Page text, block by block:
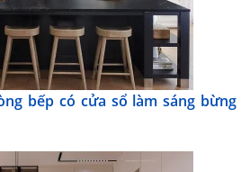
bếp có cửa sổ làm sáng bừng